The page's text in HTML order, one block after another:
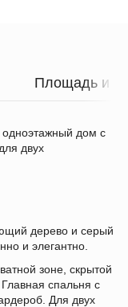
Площадь и
одноэтажный дом c
двух
дерево и серый
и элегантно.
зоне, скрытой
спальня с
Для двух